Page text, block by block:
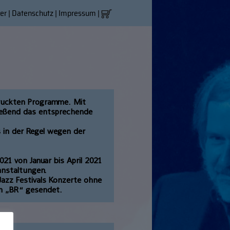
| Datenschutz| Impressum |
Programme. Mit
das entsprechende
in der Regel wegen der
von Januar bis April 2021
Festivals Konzerte ohne
„BR“ gesendet.